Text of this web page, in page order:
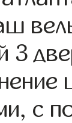
3
с